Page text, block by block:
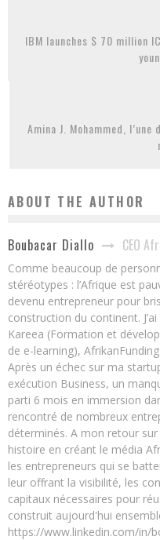
IBM launches $ 70 million
Amina J. Mohammed,
ABOUT THE AUTHOR
Boubacar Diallo CEO
Comme beaucoup de
stéréotypes : l’Afrique est
devenu entrepreneur pour
construction du continent.
Kareea (Formation et
de e-learning),
Après un échec sur ma
exécution Business, un
parti 6 mois en immersion
rencontré de nombreux
déterminés. A mon retour
histoire en créant le média
les entrepreneurs qui se
leur offrant la visibilité, les
capitaux nécessaires pour
construit aujourd'hui
https://www.linkedin.com/in/